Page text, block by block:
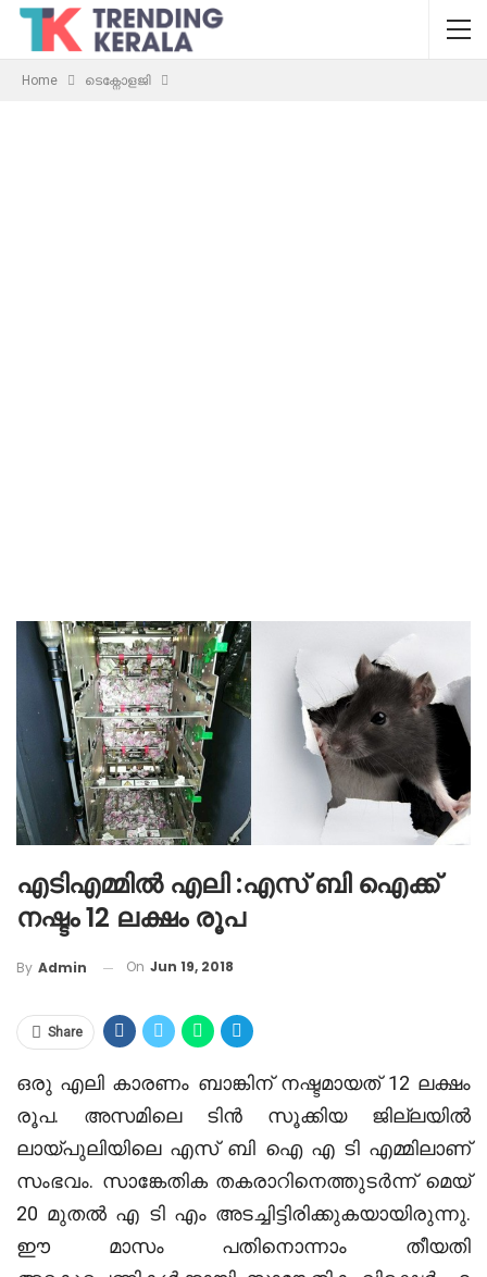
Home ടെക്നോളജി
എടിഎമ്മില്‍ എലി :എസ് ബി ഐക്ക്
നഷ്ടം 12 ലക്ഷം രൂപ
By Admin On Jun 19, 2018
Share
ഒരു എലി കാരണം ബാങ്കിന് നഷ്ടമായത് 12 ലക്ഷം
രൂപ. അസമിലെ ടിന്‍ സൂക്കിയ ജില്ലയില്‍
ലായ്പുലിയിലെ എസ് ബി ഐ എ ടി എമ്മിലാണ്
സംഭവം. സാങ്കേതിക തകരാറിനെത്തുടര്‍ന്ന് മെയ്
20 മുതല്‍ എ ടി എം അടച്ചിട്ടിരിക്കുകയായിരുന്നു.
ഈ മാസം പതിനൊന്നാം തീയതി